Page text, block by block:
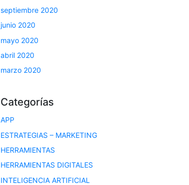
septiembre 2020
junio 2020
mayo 2020
abril 2020
marzo 2020
Categorías
APP
ESTRATEGIAS – MARKETING
HERRAMIENTAS
HERRAMIENTAS DIGITALES
INTELIGENCIA ARTIFICIAL